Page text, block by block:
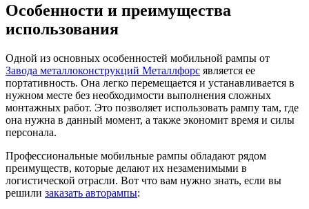
Особенности и преимущества
использования
Одной из основных особенностей мобильной рампы от
Завода металлоконструкций Металлфорс является ее
портативность. Она легко перемещается и устанавливается в
нужном месте без необходимости выполнения сложных
монтажных работ. Это позволяет использовать рампу там, где
она нужна в данный момент, а также экономит время и силы
персонала.
Профессиональные мобильные рампы обладают рядом
преимуществ, которые делают их незаменимыми в
логистической отрасли. Вот что вам нужно знать, если вы
решили заказать авторампы: